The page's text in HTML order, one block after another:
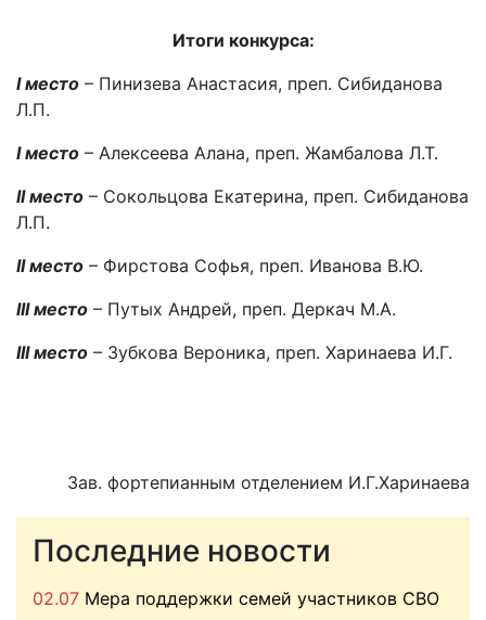
Итоги конкурса:
Iместо – Пинизева Анастасия, преп. Сибиданова
Л.П.
Iместо – Алексеева Алана, преп. Жамбалова Л.Т.
IIместо – Сокольцова Екатерина, преп. Сибиданова
Л.П.
IIместо – Фирстова Софья, преп. Иванова В.Ю.
IIIместо – Путых Андрей, преп. Деркач М.А.
IIIместо – Зубкова Вероника, преп. Харинаева И.Г.
Зав. фортепианным отделением И.Г.Харинаева
Последние новости
02.07 Мера поддержки семей участников СВО